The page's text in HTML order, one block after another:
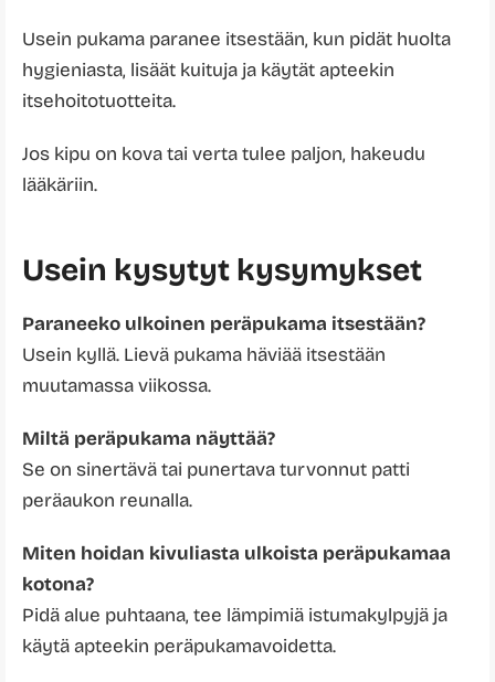
Usein pukama paranee itsestään, kun pidät huolta
hygieniasta, lisäät kuituja ja käytät apteekin
itsehoitotuotteita.
Jos kipu on kova tai verta tulee paljon, hakeudu
lääkäriin.
Usein kysytyt kysymykset
Paraneeko ulkoinen peräpukama itsestään?
Usein kyllä. Lievä pukama häviää itsestään
muutamassa viikossa.
Miltä peräpukama näyttää?
Se on sinertävä tai punertava turvonnut patti
peräaukon reunalla.
Miten hoidan kivuliasta ulkoista peräpukamaa
kotona?
Pidä alue puhtaana, tee lämpimiä istumakylpyjä ja
käytä apteekin peräpukamavoidetta.